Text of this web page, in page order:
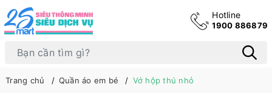
Hotline
1900 886879
Trang chủ Quần áo em bé Vớ hộp thú nhỏ